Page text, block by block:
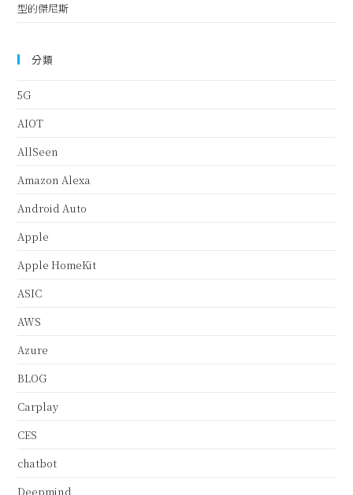
型的傑尼斯
分類
5G
AIOT
AllSeen
Amazon Alexa
Android Auto
Apple
Apple HomeKit
ASIC
AWS
Azure
BLOG
Carplay
CES
chatbot
Deepmind